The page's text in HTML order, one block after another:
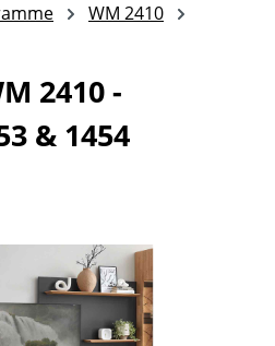
WM 2410
2410 -
& 1454